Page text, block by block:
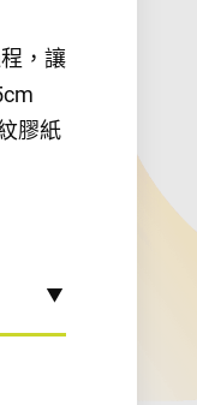
，讓
膠紙